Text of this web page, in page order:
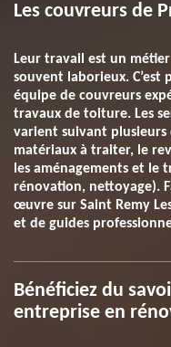
Les couvreurs de
Leur travail est un
souvent laborieux. C’est
équipe de couvreurs
travaux de toiture. Les
varient suivant
matériaux à traiter, le
les aménagements et
rénovation, nettoyage).
œuvre sur Saint Remy
et de guides
Bénéficiez du
entreprise en